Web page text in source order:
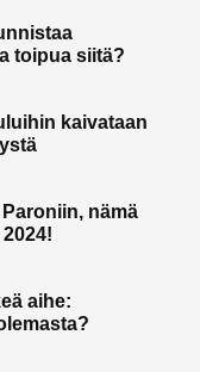
toipua siitä?
kaivataan
nämä
aihe: